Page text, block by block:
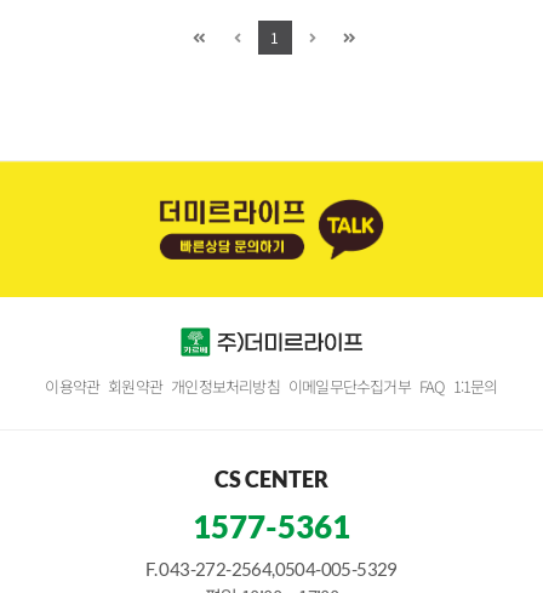
1
이용약관 회원약관 개인정보처리방침 이메일무단수집거부 FAQ 1:1문의
CS CENTER
1577-5361
F. 043-272-2564,0504-005-5329